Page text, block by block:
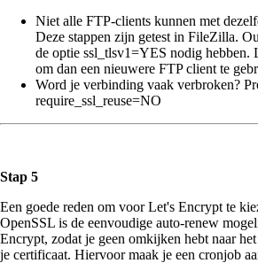
Niet alle FTP-clients kunnen met
Deze stappen zijn getest in FileZilla.
de optie ssl_tlsv1=YES nodig hebben.
om dan een nieuwere FTP client te
Word je verbinding vaak verbroken?
require_ssl_reuse=NO
Stap 5
Een goede reden om voor Let's Encrypt te
OpenSSL is de eenvoudige auto-renew
Encrypt, zodat je geen omkijken hebt naar
je certificaat. Hiervoor maak je een cronjob